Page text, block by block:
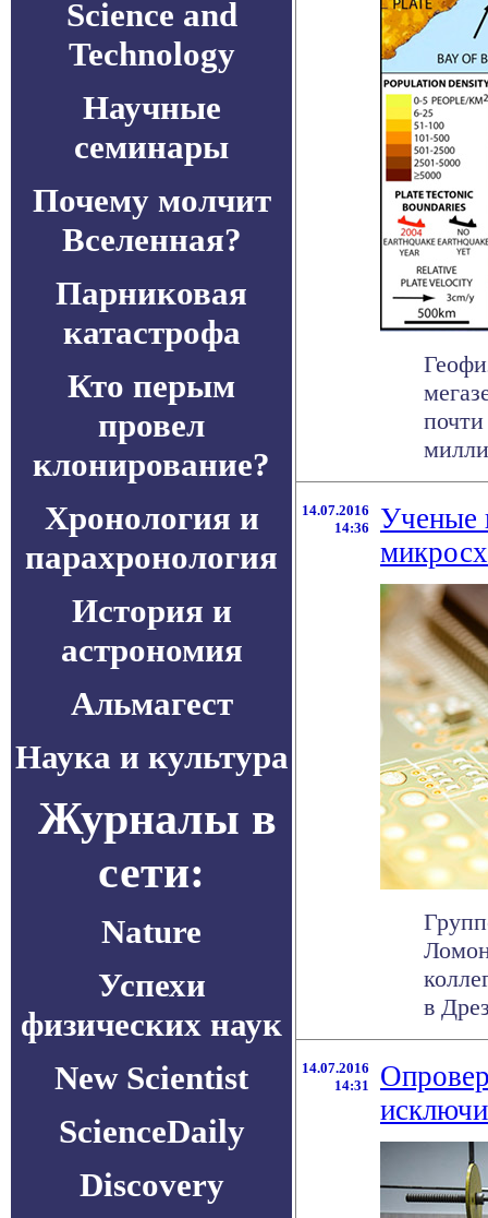
Science and
Technology
Научные
семинары
Почему молчит
Вселенная?
Парниковая
катастрофа
Кто перым
провел
клонирование?
Хронология и
парахронология
История и
астрономия
Альмагест
Наука и культура
Журналы в
сети:
Nature
Успехи
физических наук
New Scientist
ScienceDaily
Discovery
14.07.2016
14:36
Ученые
в
14.07.2016
14:31